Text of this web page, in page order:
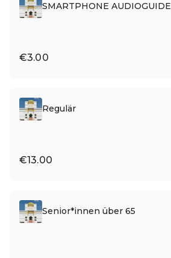
SMARTPHONE AUDIOGUIDE
€3.00
Regulär
€13.00
Senior*innen über 65